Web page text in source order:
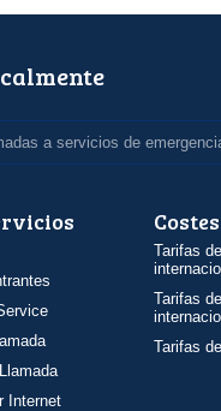
a servicios de
Internet
Costes
Tarifas
Tarifas
Tarifas